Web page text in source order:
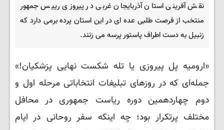
نقش آفرینی استان آذربایجان غربی در پیروزی رییس جمهور
منتخب از فرصت طلبی عده ای در این استان پرده برمی دارد که
زنبیل به دست اطراف پاستور پرسه می زنند.
«ارومیه پل پیروزی یا تله شکست نهایی پزشکیان!»
جمله‌ای که در روزهای تبلیغات انتخاباتی مرحله اول و
دوم چهاردهمین دوره ریاست جمهوری در محافل
مختلف پرتکرار بود؛ چه اینکه سفر روحانی در ایام